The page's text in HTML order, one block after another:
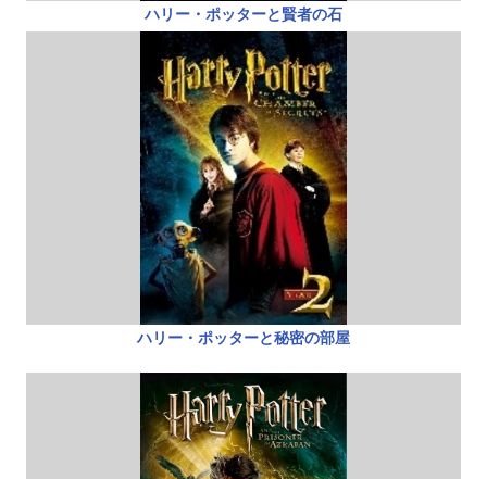
ハリー・ポッターと賢者の石
ハリー・ポッターと秘密の部屋